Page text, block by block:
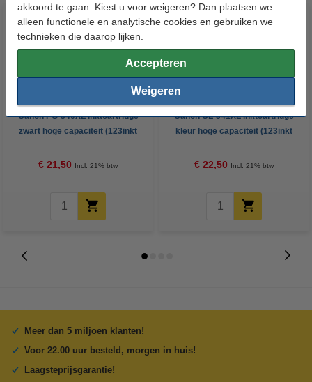
akkoord te gaan. Kiest u voor weigeren? Dan plaatsen we
alleen functionele en analytische cookies en gebruiken we
technieken die daarop lijken.
Accepteren
Weigeren
Canon PG-540XL inktcartridge
zwart hoge capaciteit (123inkt
€ 21,50 Incl. 21% btw
Canon CL-541XL inktcartridge
kleur hoge capaciteit (123inkt
€ 22,50 Incl. 21% btw
Meer dan 5 miljoen klanten!
Voor 22.00 uur besteld, morgen in huis!
Laagsteprijsgarantie!